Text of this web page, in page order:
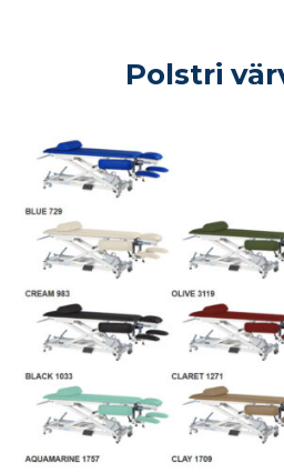
Polstri